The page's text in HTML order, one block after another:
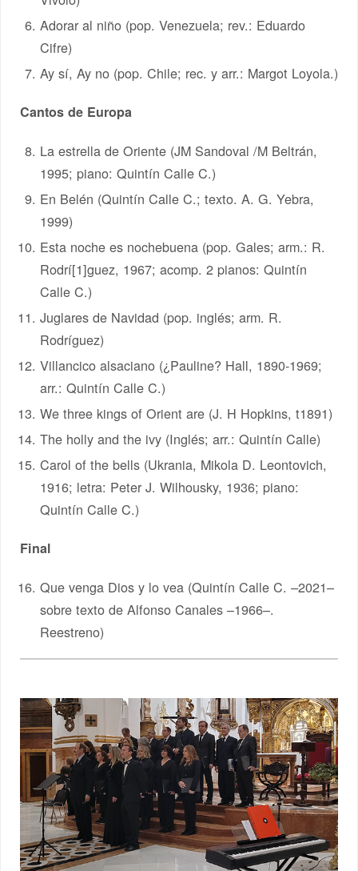
Adorar al niño (pop. Venezuela; rev.: Eduardo
Cifre)
Ay sí, Ay no (pop. Chile; rec. y arr.: Margot Loyola.)
Cantos de Europa
La estrella de Oriente (JM Sandoval /M Beltrán,
1995; piano: Quintín Calle C.)
En Belén (Quintín Calle C.; texto. A. G. Yebra,
1999)
Esta noche es nochebuena (pop. Gales; arm.: R.
Rodrí[1]guez, 1967; acomp. 2 pianos: Quintín
Calle C.)
Juglares de Navidad (pop. inglés; arm. R.
Rodríguez)
Villancico alsaciano (¿Pauline? Hall, 1890-1969;
arr.: Quintín Calle C.)
We three kings of Orient are (J. H Hopkins, t1891)
The holly and the ivy (Inglés; arr.: Quintín Calle)
Carol of the bells (Ukrania, Mikola D. Leontovich,
1916; letra: Peter J. Wilhousky, 1936; piano:
Quintín Calle C.)
Final
Que venga Dios y lo vea (Quintín Calle C. –2021–
sobre texto de Alfonso Canales –1966–.
Reestreno)